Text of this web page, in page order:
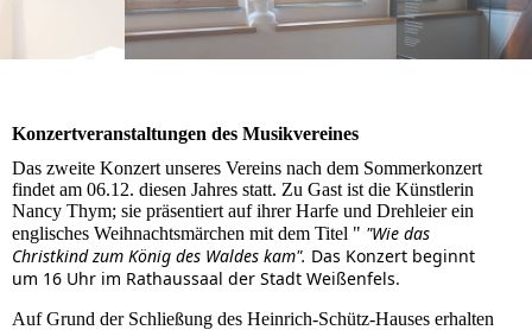
Konzertveranstaltungen des Musikvereines
Das zweite Konzert unseres Vereins nach dem Sommerkonzert
findet am 06.12. diesen Jahres statt. Zu Gast ist die Künstlerin
Nancy Thym; sie präsentiert auf ihrer Harfe und Drehleier ein
englisches Weihnachtsmärchen mit dem Titel " "Wie das
Christkind zum König des Waldes kam". Das Konzert beginnt
um 16 Uhr im Rathaussaal der Stadt Weißenfels.
Auf Grund der Schließung des Heinrich-Schütz-Hauses erhalten